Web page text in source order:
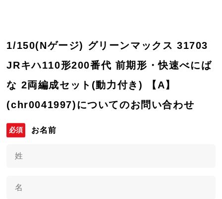
1/150(Nゲージ) グリーンマックス 31703
JRキハ110形200番代 前期形・快速べにば
な 2両編成セット(動力付き) 【A】
(chr0041997)についてのお問い合わせ
お名前